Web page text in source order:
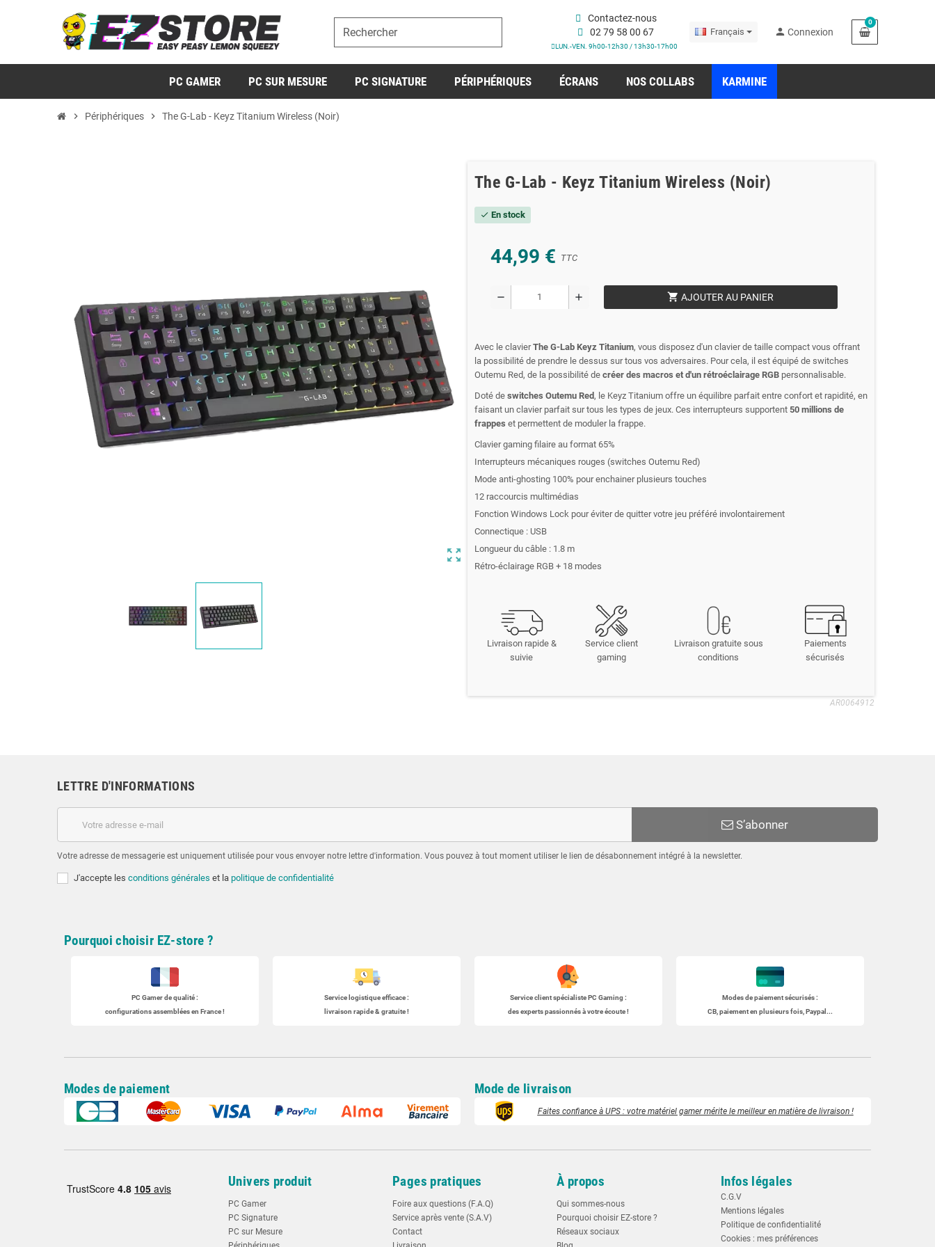
Contactez-nous
02 79 58 00 67
LUN.-VEN. 9h00-12h30 / 13h30-17h00
Français person Connexion
0
PC GAMER PC SUR MESURE PC SIGNATURE PÉRIPHÉRIQUES ÉCRANS NOS COLLABS KARMINE
chevron_right Périphériques chevron_right The G-Lab - Keyz Titanium Wireless (Noir)
zoom_out_map
The G-Lab - Keyz Titanium Wireless (Noir)
check En stock
44,99 € TTC
remove add shopping_cart AJOUTER AU PANIER
Avec le clavierThe G-Lab Keyz Titanium, vous disposez d'un clavier de taille compact vous offrant
la possibilité de prendre le dessus sur tous vos adversaires. Pour cela, il est équipé de switches
Outemu Red, de la possibilité de créer des macros et d'un rétroéclairage RGB personnalisable.
Doté de switches Outemu Red , le Keyz Titanium offre un équilibre parfait entre confort et rapidité, en
faisant un clavier parfait sur tous les types de jeux. Ces interrupteurs supportent 50 millions de
frappes et permettent de moduler la frappe.
Clavier gaming filaire au format 65%
Interrupteurs mécaniques rouges (switches Outemu Red)
Mode anti-ghosting 100% pour enchainer plusieurs touches
12 raccourcis multimédias
Fonction Windows Lock pour éviter de quitter votre jeu préféré involontairement
Connectique : USB
Longueur du câble : 1.8 m
Rétro-éclairage RGB + 18 modes
Livraison rapide &
suivie
Service client
gaming
Livraison gratuite sous
conditions
Paiements
sécurisés
AR0064912
LETTRE D'INFORMATIONS
S’abonner
Votre adresse de messagerie est uniquement utilisée pour vous envoyer notre lettre d'information. Vous pouvez à tout moment utiliser le lien de désabonnement intégré à la newsletter.
J'accepte les conditions générales et la politique de confidentialité
Pourquoi choisir EZ-store ?
PC Gamerde qualité :
configurations assemblées en France !
Service logistique efficace :
livraison rapide & gratuite !
Service client spécialistePC Gaming:
des experts passionnés à votre écoute !
Modes de paiement sécurisés :
CB, paiement en plusieurs fois, Paypal...
Modes de paiement Mode de livraison
Faites confiance à UPS : votre matériel gamer mérite le meilleur en matière de livraison !
Univers produit
PC Gamer
PC Signature
PC sur Mesure
Pages pratiques
Foire aux questions (F.A.Q)
Service après vente (S.A.V)
Contact
À propos
Qui sommes-nous
Pourquoi choisir EZ-store ?
Réseaux sociaux
Infos légales
C.G.V
Mentions légales
Politique de confidentialité
Cookies : mes préférences